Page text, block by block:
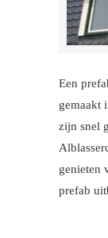
Een
gemaakt
zijn snel
genieten
prefab